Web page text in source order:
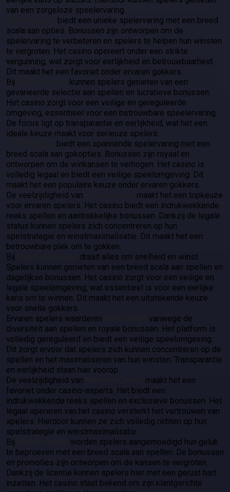
van een zorgeloze speelervaring.
biedt een unieke spelervaring met een breed
scala aan opties. Bonussen zijn ontworpen om de
spelervaring te verbeteren en spelers te helpen hun winsten
te vergroten. Het casino opereert onder een strikte
vergunning, wat zorgt voor eerlijkheid en betrouwbaarheid.
Dit maakt het een favoriet onder ervaren gokkers.
Bij
kunnen spelers genieten van een
gevarieerde selectie aan spellen en lucratieve bonussen.
Het casino zorgt voor een veilige en gereguleerde
omgeving, essentieel voor een betrouwbare speelervaring.
De focus ligt op transparantie en eerlijkheid, wat het een
ideale keuze maakt voor serieuze spelers.
biedt een spannende spelervaring met een
breed scala aan gokopties. Bonussen zijn royaal en
ontworpen om de winkansen te verhogen. Het casino is
volledig legaal en biedt een veilige speelomgeving. Dit
maakt het een populaire keuze onder ervaren gokkers.
De veelzijdigheid van
maakt het een topkeuze
voor ervaren spelers. Het casino biedt een indrukwekkende
reeks spellen en aantrekkelijke bonussen. Dankzij de legale
status kunnen spelers zich concentreren op hun
spelstrategie en winstmaximalisatie. Dit maakt het een
betrouwbare plek om te gokken.
Bij
draait alles om snelheid en winst.
Spelers kunnen genieten van een breed scala aan spellen en
dagelijkse bonussen. Het casino zorgt voor een veilige en
legale speelomgeving, wat essentieel is voor een eerlijke
kans om te winnen. Dit maakt het een uitstekende keuze
voor snelle gokkers.
Ervaren spelers waarderen
vanwege de
diversiteit aan spellen en royale bonussen. Het platform is
volledig gereguleerd en biedt een veilige speelomgeving.
Dit zorgt ervoor dat spelers zich kunnen concentreren op de
spellen en het maximaliseren van hun winsten. Transparantie
en eerlijkheid staan hier voorop.
De veelzijdigheid van
maakt het een
favoriet onder casino-experts. Het biedt een
indrukwekkende reeks spellen en exclusieve bonussen. Het
legaal opereren van het casino versterkt het vertrouwen van
spelers. Hierdoor kunnen ze zich volledig richten op hun
spelstrategie en winstmaximalisatie.
Bij
worden spelers aangemoedigd hun geluk
te beproeven met een breed scala aan spellen. De bonussen
en promoties zijn ontworpen om de kansen te vergroten.
Dankzij de licentie kunnen spelers hier met een gerust hart
inzetten. Het casino staat bekend om zijn klantgerichte